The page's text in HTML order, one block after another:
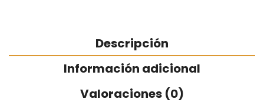
Descripción
Información adicional
Valoraciones (0)